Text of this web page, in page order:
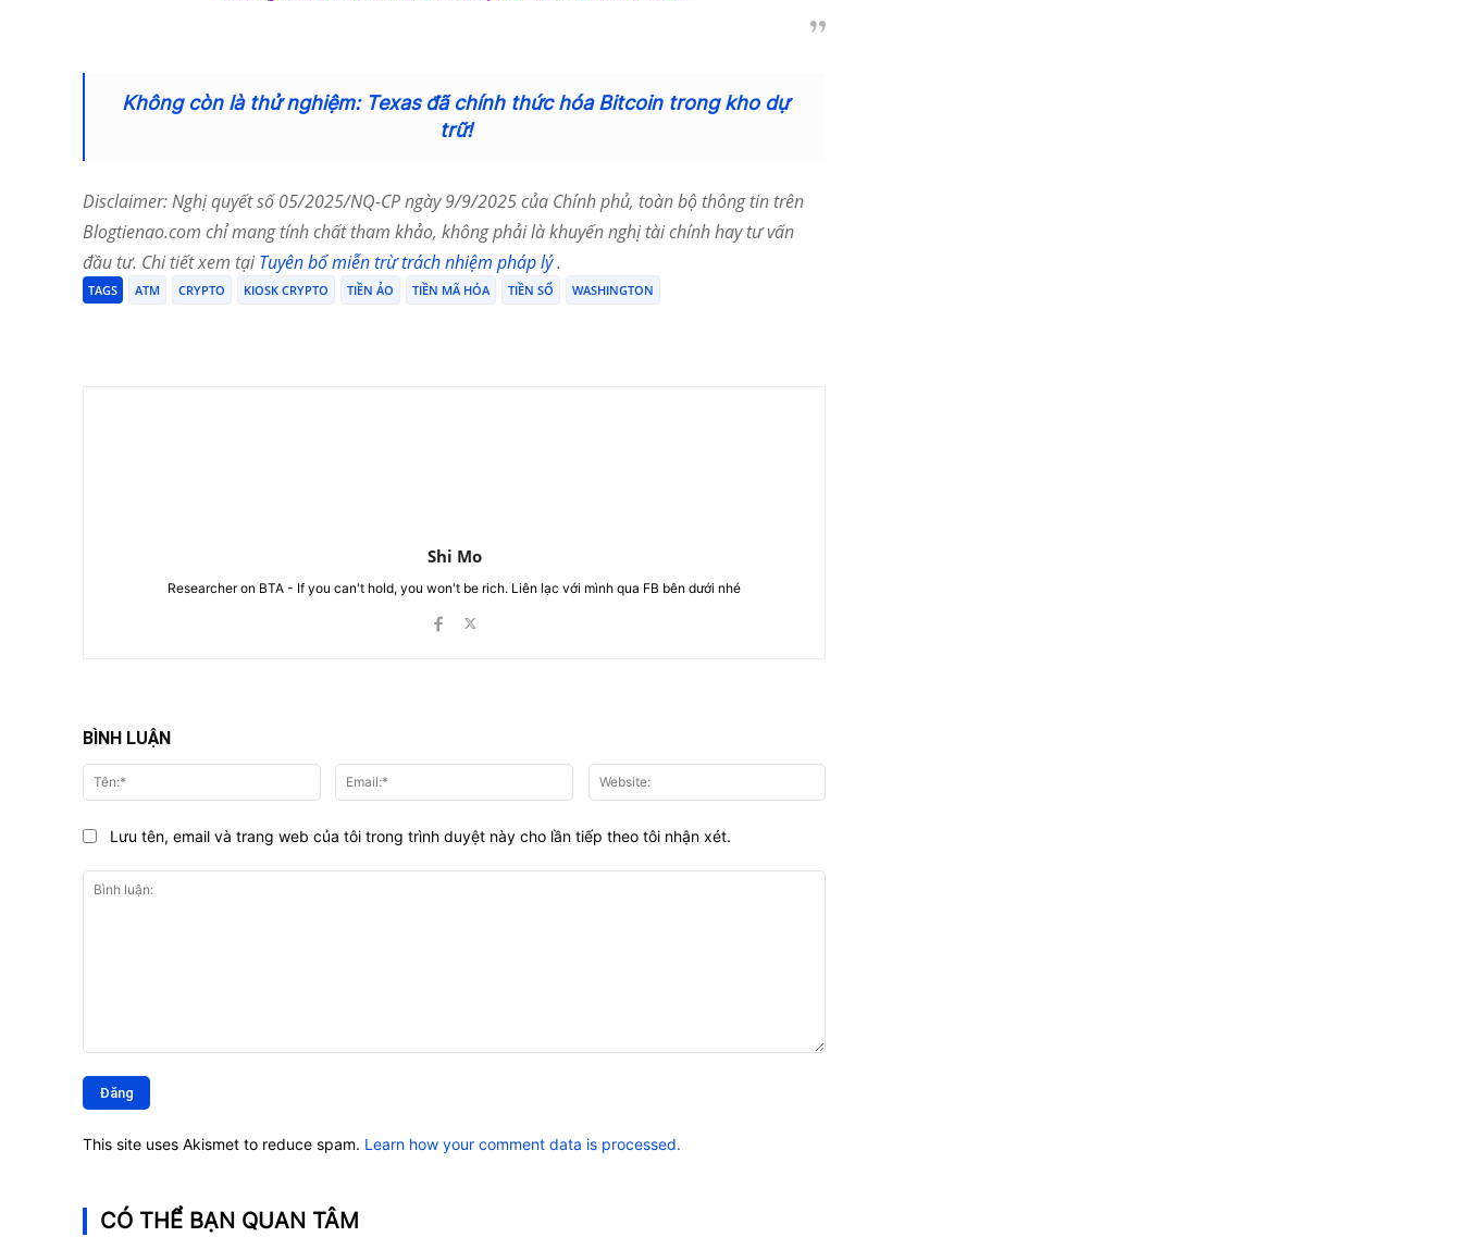
Không còn là thử nghiệm: Texas đã chính thức hóa Bitcoin trong kho dự
trữ!
Disclaimer: Nghị quyết số 05/2025/NQ-CP ngày 9/9/2025 của Chính phủ, toàn bộ thông tin trên
Blogtienao.com chỉ mang tính chất tham khảo, không phải là khuyến nghị tài chính hay tư vấn
đầu tư. Chi tiết xem tạiTuyên bố miễn trừ trách nhiệm pháp lý.
TAGS ATM CRYPTO KIOSK CRYPTO TIỀN ẢO TIỀN MÃ HÓA TIỀN SỐ WASHINGTON
Shi Mo
Researcher on BTA - If you can't hold, you won't be rich. Liên lạc với mình qua FB bên dưới nhé
BÌNH LUẬN
luận:
Tên:* Email:*
Lưu tên, email và trang web của tôi trong trình duyệt này cho lần tiếp theo tôi nhận xét.
This site uses Akismet to reduce spam. Learn how your comment data is processed.
CÓ THỂ BẠN QUAN TÂM